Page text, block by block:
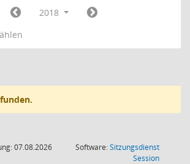
2018
07.08.2026
Software:Sitzungsdienst
Session(Wird in